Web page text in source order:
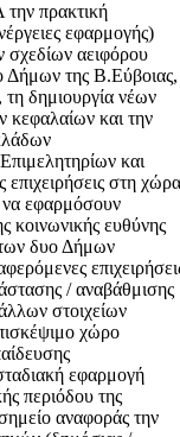
πρακτική
εφαρμογής)
σχεδίων αειφόρου
Δήμων της Β.Εύβοιας,
δημιουργία νέων
κεφαλαίων και την
και
επιχειρήσεις στη
να εφαρμόσουν
κοινωνικής ευθύνης
των δυο Δήμων
/ αναβάθμισης
στοιχείων
χώρο
εφαρμογή
περιόδου της
αναφοράς την